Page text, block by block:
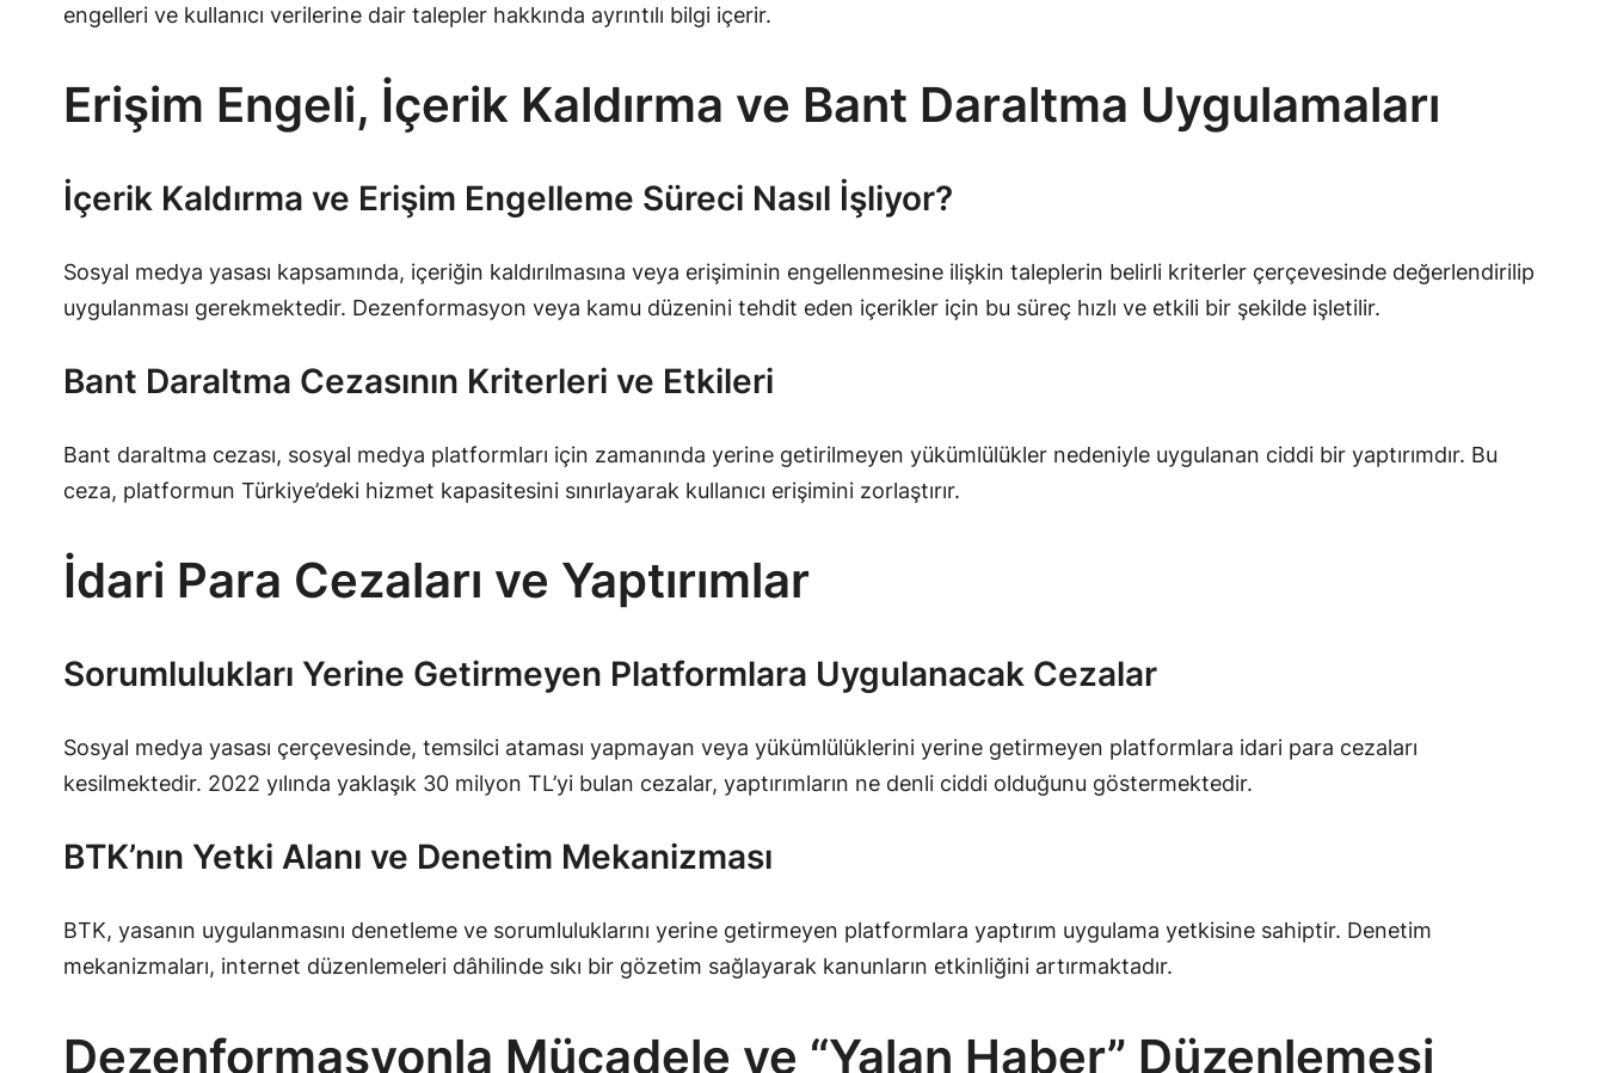
engelleri ve kullanıcı verilerine dair talepler hakkında ayrıntılı bilgi içerir.
Erişim Engeli, İçerik Kaldırma ve Bant Daraltma Uygulamaları
İçerik Kaldırma ve Erişim Engelleme Süreci Nasıl İşliyor?
Sosyal medya yasası kapsamında, içeriğin kaldırılmasına veya erişiminin engellenmesine ilişkin taleplerin belirli kriterler çerçevesinde değerlendirilip
uygulanması gerekmektedir. Dezenformasyon veya kamu düzenini tehdit eden içerikler için bu süreç hızlı ve etkili bir şekilde işletilir.
Bant Daraltma Cezasının Kriterleri ve Etkileri
Bant daraltma cezası, sosyal medya platformları için zamanında yerine getirilmeyen yükümlülükler nedeniyle uygulanan ciddi bir yaptırımdır. Bu
ceza, platformun Türkiye’deki hizmet kapasitesini sınırlayarak kullanıcı erişimini zorlaştırır.
İdari Para Cezaları ve Yaptırımlar
Sorumlulukları Yerine Getirmeyen Platformlara Uygulanacak Cezalar
Sosyal medya yasası çerçevesinde, temsilci ataması yapmayan veya yükümlülüklerini yerine getirmeyen platformlara idari para cezaları
kesilmektedir. 2022 yılında yaklaşık 30 milyon TL’yi bulan cezalar, yaptırımların ne denli ciddi olduğunu göstermektedir.
BTK’nın Yetki Alanı ve Denetim Mekanizması
BTK, yasanın uygulanmasını denetleme ve sorumluluklarını yerine getirmeyen platformlara yaptırım uygulama yetkisine sahiptir. Denetim
mekanizmaları, internet düzenlemeleri dâhilinde sıkı bir gözetim sağlayarak kanunların etkinliğini artırmaktadır.
Dezenformasyonla Mücadele ve “Yalan Haber” Düzenlemesi